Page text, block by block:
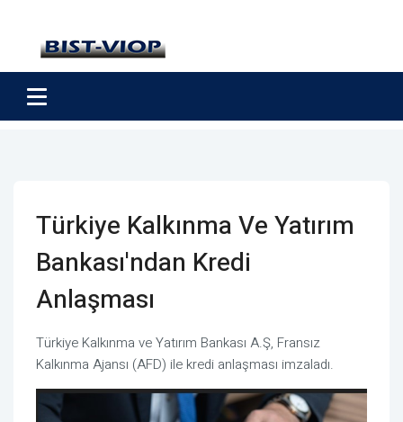
Türkiye Kalkınma Ve Yatırım
Bankası'ndan Kredi
Anlaşması
Türkiye Kalkınma ve Yatırım Bankası A.Ş, Fransız
Kalkınma Ajansı (AFD) ile kredi anlaşması imzaladı.